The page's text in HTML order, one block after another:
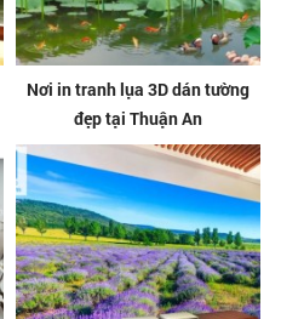
Nơi in tranh lụa 3D dán tường
đẹp tại Thuận An